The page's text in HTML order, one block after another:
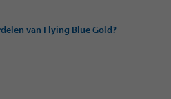
van Flying Blue Gold?